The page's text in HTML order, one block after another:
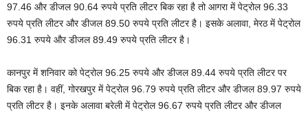
97.46 और डीजल 90.64 रुपये प्रति लीटर बिक रहा है तो आगरा में पेट्रोल 96.33
रुपये प्रति लीटर और डीजल 89.50 रुपये प्रति लीटर है। इसके अलावा, मेरठ में पेट्रोल
96.31 रुपये और डीजल 89.49 रुपये प्रति लीटर है।
कानपुर में शनिवार को पेट्रोल 96.25 रुपये और डीजल 89.44 रुपये प्रति लीटर पर
बिक रहा है। वहीं, गोरखपुर में पेट्रोल 96.79 रुपये प्रति लीटर और डीजल 89.97 रुपये
प्रति लीटर है। इनके अलावा बरेली में पेट्रोल 96.67 रुपये प्रति लीटर और डीजल